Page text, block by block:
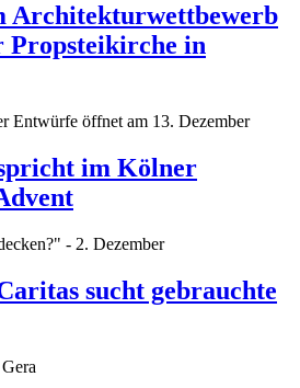
Architekturwettbewerb
Propsteikirche in
Entwürfe öffnet am 13. Dezember
im Kölner
- 2. Dezember
sucht gebrauchte